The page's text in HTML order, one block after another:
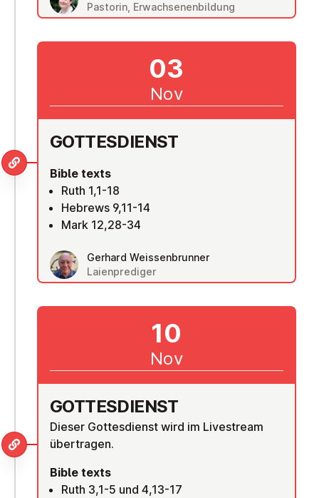
Pastorin, Erwachsenenbildung
GOTTES­DI­ENST
Bible texts
Ruth 1,1-18
Hebrews 9,11-14
Mark 12,28-34
Gerhard Weissenbrunner
Laienprediger
03
Nov
GOTTES­DI­ENST
Dieser Gottesdienst wird im Livestream
übertragen.
Bible texts
Ruth 3,1-5 und 4,13-17
10
Nov